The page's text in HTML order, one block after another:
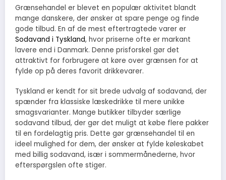
Grænsehandel er blevet en populær aktivitet blandt
mange danskere, der ønsker at spare penge og finde
gode tilbud. En af de mest eftertragtede varer er
Sodavand i Tyskland, hvor priserne ofte er markant
lavere end i Danmark. Denne prisforskel gør det
attraktivt for forbrugere at køre over grænsen for at
fylde op på deres favorit drikkevarer.
Tyskland er kendt for sit brede udvalg af sodavand, der
spænder fra klassiske læskedrikke til mere unikke
smagsvarianter. Mange butikker tilbyder særlige
sodavand tilbud, der gør det muligt at købe flere pakker
til en fordelagtig pris. Dette gør grænsehandel til en
ideel mulighed for dem, der ønsker at fylde køleskabet
med billig sodavand, især i sommermånederne, hvor
efterspørgslen ofte stiger.